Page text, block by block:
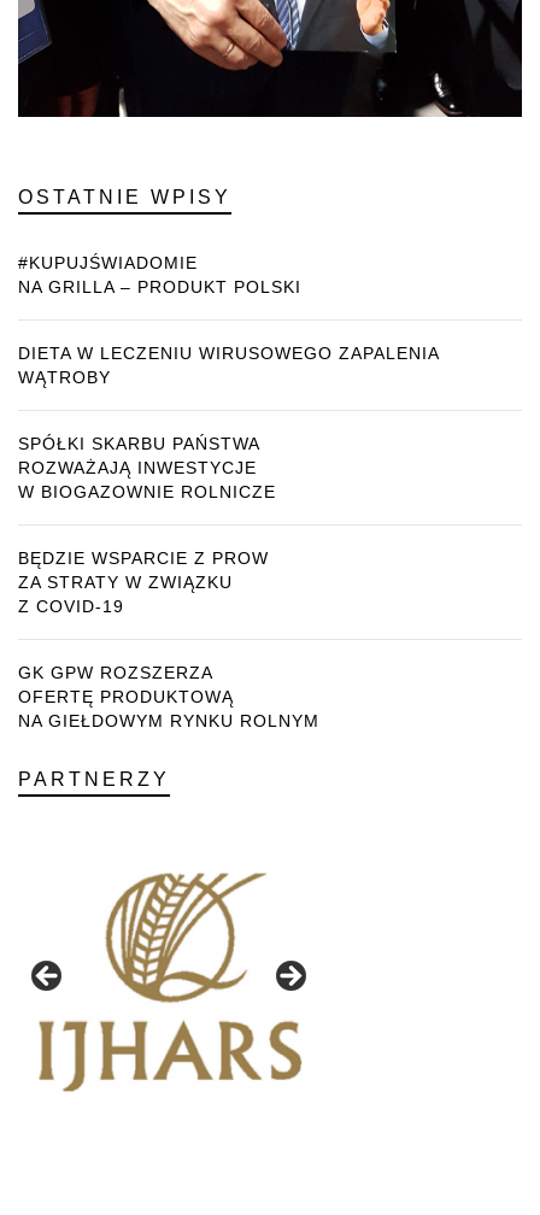
OSTATNIE WPISY
#KUPUJŚWIADOMIE
NA GRILLA – PRODUKT POLSKI
DIETA W LECZENIU WIRUSOWEGO ZAPALENIA
WĄTROBY
SPÓŁKI SKARBU PAŃSTWA
ROZWAŻAJĄ INWESTYCJE
W BIOGAZOWNIE ROLNICZE
BĘDZIE WSPARCIE Z PROW
ZA STRATY W ZWIĄZKU
Z COVID-19
GK GPW ROZSZERZA
OFERTĘ PRODUKTOWĄ
NA GIEŁDOWYM RYNKU ROLNYM
PARTNERZY